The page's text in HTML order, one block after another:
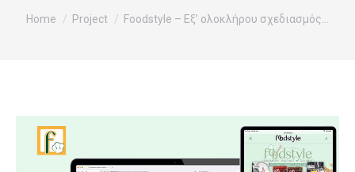
You are here:
Home Project Foodstyle – Εξ’ ολοκλήρου σχεδιασμός…